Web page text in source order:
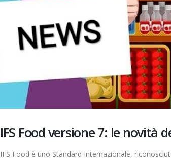
IFS Food versione 7: le novità
IFS Food è uno Standard Internazionale,